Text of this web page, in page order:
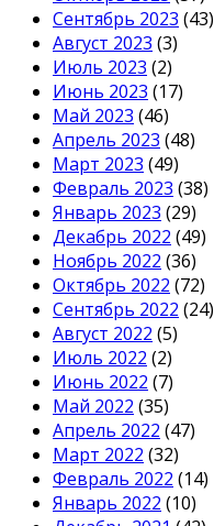
Сентябрь 2023 (43)
Август 2023 (3)
Июль 2023 (2)
Июнь 2023 (17)
Май 2023 (46)
Апрель 2023 (48)
Март 2023 (49)
Февраль 2023 (38)
Январь 2023 (29)
Декабрь 2022 (49)
Ноябрь 2022 (36)
Октябрь 2022 (72)
Сентябрь 2022 (24)
Август 2022 (5)
Июль 2022 (2)
Июнь 2022 (7)
Май 2022 (35)
Апрель 2022 (47)
Март 2022 (32)
Февраль 2022 (14)
Январь 2022 (10)